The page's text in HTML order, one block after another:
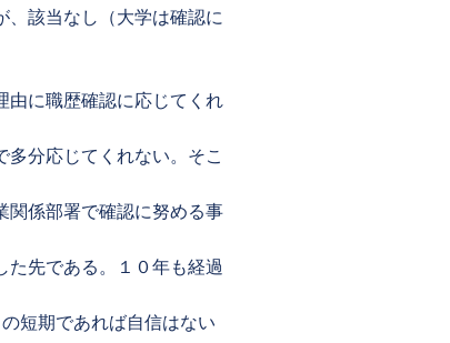
、該当なし（大学は確認に
由に職歴確認に応じてくれ
分応じてくれない。そこ
関係部署で確認に努める事
た先である。１０年も経過
短期であれば自信はない